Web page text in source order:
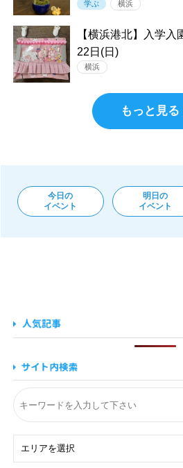
学ぶ 横浜
【横浜港北】入学入
22日(日)
横浜
もっと見る
今日の
イベント
明日の
イベント